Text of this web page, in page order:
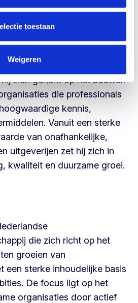
toestaan
Weigeren
uitgeef- en kennisindustrie. In
zich gericht op het bouwen
die professionals
kennis,
Vanuit een sterke
van onafhankelijke,
uitgeverijen zet hij zich in
kwaliteit en duurzame groei.
die zich richt op het
groeien van
een sterke inhoudelijke basis
De focus ligt op het
organisaties door actief